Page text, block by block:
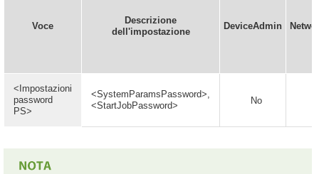
Voce
Descrizione
dell'impostazione
DeviceAdmin
<Impostazioni
password
PS>
<SystemParamsPassword>,
<StartJobPassword>
No